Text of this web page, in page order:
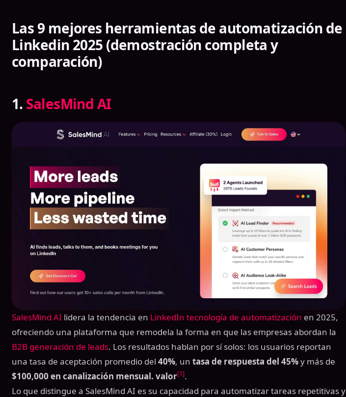
Las 9 mejores herramientas de automatización de
Linkedin 2025 (demostración completa y
comparación)
1. SalesMind AI
SalesMind AI lidera la tendencia en LinkedIn tecnología de automatización en 2025,
ofreciendo una plataforma que remodela la forma en que las empresas abordan la
B2B generación de leads. Los resultados hablan por sí solos: los usuarios reportan
una tasa de aceptación promedio del 40%, un tasa de respuesta del 45%y más de
$100,000 en canalización mensual. valor[1].
Lo que distingue a SalesMind AI es su capacidad para automatizar tareas repetitivas y